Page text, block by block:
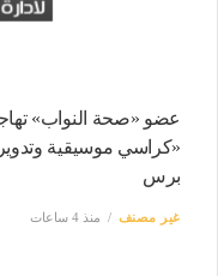
عضو «صحة النواب»
«كراسي موسيقية
برس
غير مصنف منذ 4 ساعات